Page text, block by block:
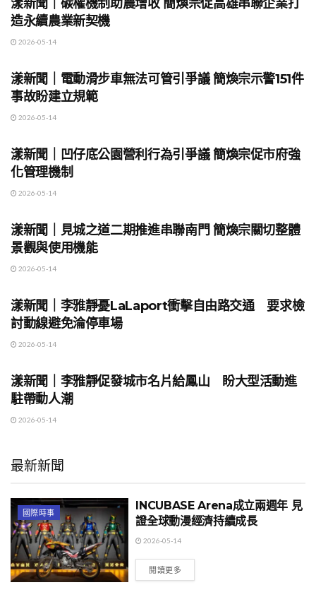
漾新聞｜碳權機制助農增收 簡煥宗促高雄串聯企業打
造永續農業新契機
2026-05-14
漾新聞｜電動滑步車無法可管引爭議 簡煥宗示警151件
事故盼建立規範
2026-05-14
漾新聞｜凹仔底公園營利行為引爭議 簡煥宗促市府強
化管理機制
2026-05-14
漾新聞｜見城之道二期推進串聯南門 簡煥宗關切整體
景觀與使用機能
2026-05-14
漾新聞｜李雅靜憂LaLaport衝擊自由路交通 要求檢
討動線避免淪停車場
2026-05-14
漾新聞｜李雅靜促發城市名片給鳳山 盼大型活動進
駐帶動人潮
2026-05-14
最新新聞
國際時事
INCUBASE Arena成立兩週年 見
證全球動漫經濟持續成長
2026-05-14
閱讀更多